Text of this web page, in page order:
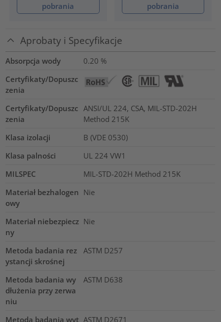
pobrania
pobrania
Aprobaty i Specyfikacje
Absorpcja wody 0.20 %
Certyfikaty/Dopuszc
zenia
Certyfikaty/Dopuszc
zenia
ANSI/UL 224, CSA, MIL-STD-202H
Method 215K
Klasa izolacji
B (VDE 0530)
Klasa palności
UL 224 VW1
MILSPEC
MIL-STD-202H Method 215K
Materiał bezhalogen
owy
Nie
Materiał niebezpiecz
ny
Nie
Metoda badania rez
ystancji skrośnej
ASTM D257
Metoda badania wy
dłużenia przy zerwa
niu
ASTM D638
Metoda badania wyt ASTM D2671